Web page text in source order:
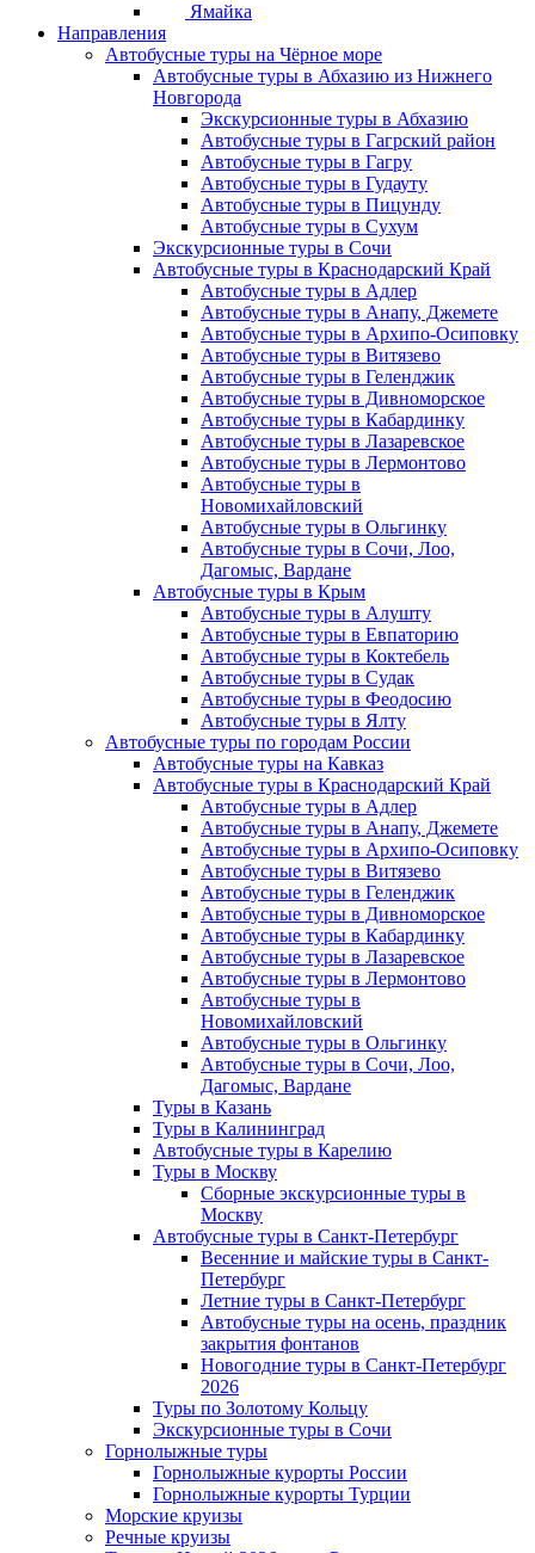
Ямайка
Направления
Автобусные туры на Чёрное море
Автобусные туры в Абхазию из Нижнего
Новгорода
Экскурсионные туры в Абхазию
Автобусные туры в Гагрский район
Автобусные туры в Гагру
Автобусные туры в Гудауту
Автобусные туры в Пицунду
Автобусные туры в Сухум
Экскурсионные туры в Сочи
Автобусные туры в Краснодарский Край
Автобусные туры в Адлер
Автобусные туры в Анапу, Джемете
Автобусные туры в Архипо-Осиповку
Автобусные туры в Витязево
Автобусные туры в Геленджик
Автобусные туры в Дивноморское
Автобусные туры в Кабардинку
Автобусные туры в Лазаревское
Автобусные туры в Лермонтово
Автобусные туры в
Новомихайловский
Автобусные туры в Ольгинку
Автобусные туры в Сочи, Лоо,
Дагомыс, Вардане
Автобусные туры в Крым
Автобусные туры в Алушту
Автобусные туры в Евпаторию
Автобусные туры в Коктебель
Автобусные туры в Судак
Автобусные туры в Феодосию
Автобусные туры в Ялту
Автобусные туры по городам России
Автобусные туры на Кавказ
Автобусные туры в Краснодарский Край
Автобусные туры в Адлер
Автобусные туры в Анапу, Джемете
Автобусные туры в Архипо-Осиповку
Автобусные туры в Витязево
Автобусные туры в Геленджик
Автобусные туры в Дивноморское
Автобусные туры в Кабардинку
Автобусные туры в Лазаревское
Автобусные туры в Лермонтово
Автобусные туры в
Новомихайловский
Автобусные туры в Ольгинку
Автобусные туры в Сочи, Лоо,
Дагомыс, Вардане
Туры в Казань
Туры в Калининград
Автобусные туры в Карелию
Туры в Москву
Сборные экскурсионные туры в
Москву
Автобусные туры в Санкт-Петербург
Весенние и майские туры в Санкт-
Петербург
Летние туры в Санкт-Петербург
Автобусные туры на осень, праздник
закрытия фонтанов
Новогодние туры в Санкт-Петербург
2026
Туры по Золотому Кольцу
Экскурсионные туры в Сочи
Горнолыжные туры
Горнолыжные курорты России
Горнолыжные курорты Турции
Морские круизы
Речные круизы